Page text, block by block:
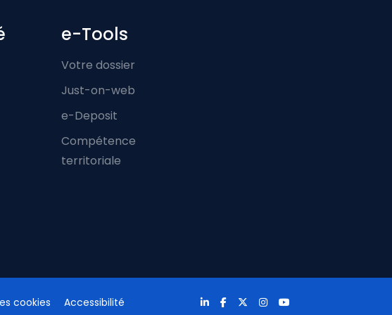
e-Tools
Votre dossier
Just-on-web
e-Deposit
Compétence
territoriale
cookies Accessibilité